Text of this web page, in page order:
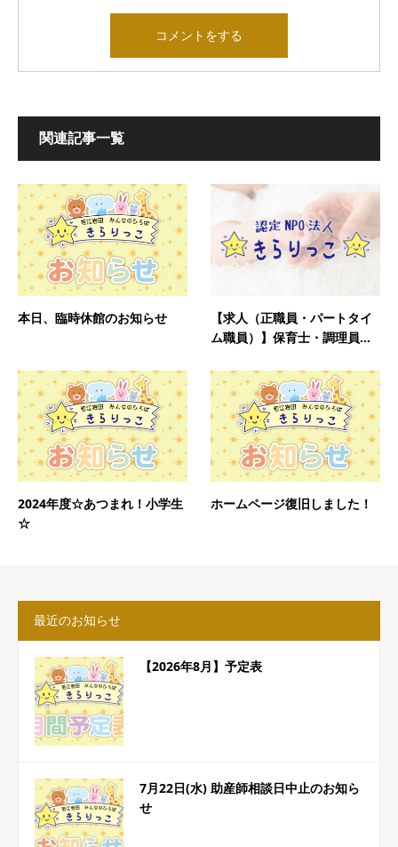
関連記事一覧
本日、臨時休館のお知らせ
【求人（正職員・パートタイ
ム職員）】保育士・調理員...
2024年度☆あつまれ！小学生
☆
ホームページ復旧しました！
最近のお知らせ
【2026年8月】予定表
7月22日(水) 助産師相談日中止のお知ら
せ